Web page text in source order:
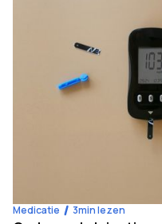
Medicatie 3min lezen